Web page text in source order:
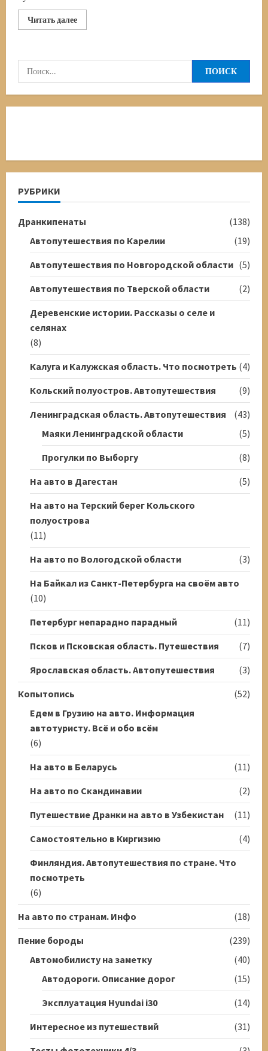
Читать далееПрочитать
больше
Рускеала
Найти:
РУБРИКИ
Дранкипенаты
(138)
Автопутешествия по Карелии
(19)
Автопутешествия по Новгородской области (5)
Автопутешествия по Тверской области
(2)
Деревенские истории. Рассказы о селе и
селянах
(8)
Калуга и Калужская область. Что посмотреть (4)
Кольский полуостров. Автопутешествия
(9)
Ленинградская область. Автопутешествия
(43)
Маяки Ленинградской области
(5)
Прогулки по Выборгу
(8)
На авто в Дагестан
(5)
На авто на Терский берег Кольского
полуострова
(11)
На авто по Вологодской области
(3)
На Байкал из Санкт-Петербурга на своём авто
(10)
Петербург непарадно парадный
(11)
Псков и Псковская область. Путешествия
(7)
Ярославская область. Автопутешествия
(3)
Копытопись
(52)
Едем в Грузию на авто. Информация
автотуристу. Всё и обо всём
(6)
На авто в Беларусь
(11)
На авто по Скандинавии
(2)
Путешествие Дранки на авто в Узбекистан
(11)
Самостоятельно в Киргизию
(4)
Финляндия. Автопутешествия по стране. Что
посмотреть
(6)
На авто по странам. Инфо
(18)
Пение бороды
(239)
Автомобилисту на заметку
(40)
Автодороги. Описание дорог
(15)
Эксплуатация Hyundai i30
(14)
Интересное из путешествий
(31)